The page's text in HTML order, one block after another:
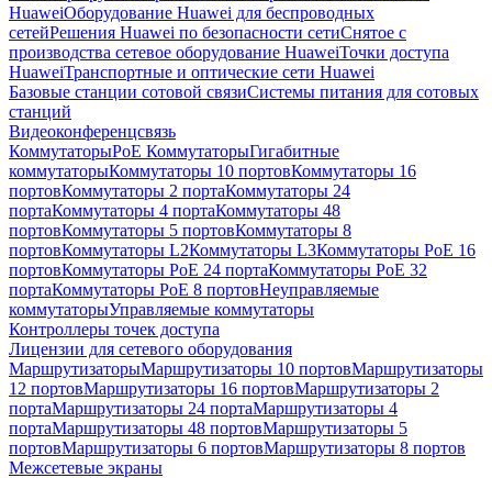
HuaweiОборудование Huawei для беспроводных
сетейРешения Huawei по безопасности сетиСнятое с
производства сетевое оборудование HuaweiТочки доступа
HuaweiТранспортные и оптические сети Huawei
Базовые станции сотовой связиСистемы питания для сотовых
станций
Видеоконференцсвязь
КоммутаторыPoE КоммутаторыГигабитные
коммутаторыКоммутаторы 10 портовКоммутаторы 16
портовКоммутаторы 2 портаКоммутаторы 24
портаКоммутаторы 4 портаКоммутаторы 48
портовКоммутаторы 5 портовКоммутаторы 8
портовКоммутаторы L2Коммутаторы L3Коммутаторы PoE 16
портовКоммутаторы PoE 24 портаКоммутаторы PoE 32
портаКоммутаторы PoE 8 портовНеуправляемые
коммутаторыУправляемые коммутаторы
Контроллеры точек доступа
Лицензии для сетевого оборудования
МаршрутизаторыМаршрутизаторы 10 портовМаршрутизаторы
12 портовМаршрутизаторы 16 портовМаршрутизаторы 2
портаМаршрутизаторы 24 портаМаршрутизаторы 4
портаМаршрутизаторы 48 портовМаршрутизаторы 5
портовМаршрутизаторы 6 портовМаршрутизаторы 8 портов
Межсетевые экраны